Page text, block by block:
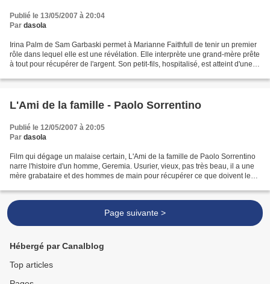
Publié le 13/05/2007 à 20:04
Par dasola
Irina Palm de Sam Garbaski permet à Marianne Faithfull de tenir un premier
rôle dans lequel elle est une révélation. Elle interprète une grand-mère prête
à tout pour récupérer de l'argent. Son petit-fils, hospitalisé, est atteint d'une
L'Ami de la famille - Paolo Sorrentino
Publié le 12/05/2007 à 20:05
Par dasola
Film qui dégage un malaise certain, L'Ami de la famille de Paolo Sorrentino
narre l'histoire d'un homme, Geremia. Usurier, vieux, pas très beau, il a une
mère grabataire et des hommes de main pour récupérer ce que doivent les
Page suivante >
Hébergé par Canalblog
Top articles